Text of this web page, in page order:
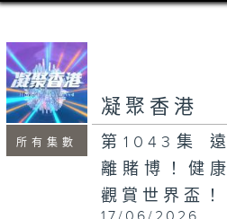
seconds
minutes,
7
seconds
所有集數
凝聚香港
第1043集 遠
離賭博！健康
觀賞世界盃！